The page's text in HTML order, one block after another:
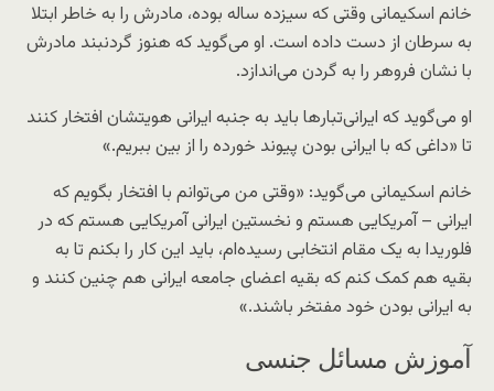
خانم اسکیمانی وقتی که سیزده ساله بوده، مادرش را به خاطر ابتلا
به سرطان از دست داده است. او می‌گوید که هنوز گردنبند مادرش
با نشان فروهر را به گردن می‌اندازد.
او می‌گوید که ایرانی‌تبارها باید به جنبه ایرانی هویتشان افتخار کنند
تا «داغی که با ایرانی بودن پیوند خورده را از بین ببریم.»
خانم اسکیمانی می‌گوید: «وقتی من می‌توانم با افتخار بگویم که
ایرانی – آمریکایی هستم و نخستین ایرانی آمریکایی هستم که در
فلوریدا به یک مقام انتخابی رسیده‌ام، باید این کار را بکنم تا به
بقیه هم کمک کنم که بقیه اعضای جامعه ایرانی هم چنین کنند و
به ایرانی بودن خود مفتخر باشند.»
آموزش مسائل جنسی